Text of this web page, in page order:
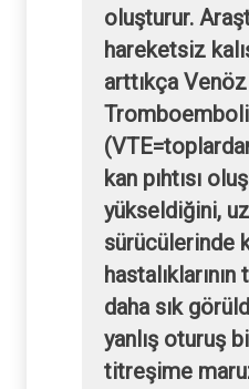
oluşturur.
hareketsiz
arttıkça Venöz
Tromboemboli
kan pıhtısı
yükseldiğini,
sürücülerinde
daha sık
yanlış oturuş
titreşime